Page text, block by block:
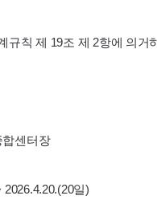
규칙 제 19조 제 2항에 의거
합센터장
일)